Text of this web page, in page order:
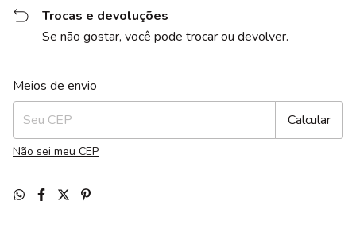
Trocas e devoluções
Se não gostar, você pode trocar ou devolver.
Entregas para o CEP:
Meios de envio
Calcular
Não sei meu CEP